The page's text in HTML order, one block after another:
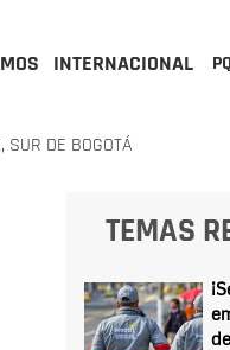
INTERNACIONAL
SUR DE BOGOTÁ
TEMAS